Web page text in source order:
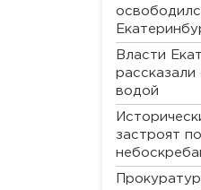
Власти
водой
застроят